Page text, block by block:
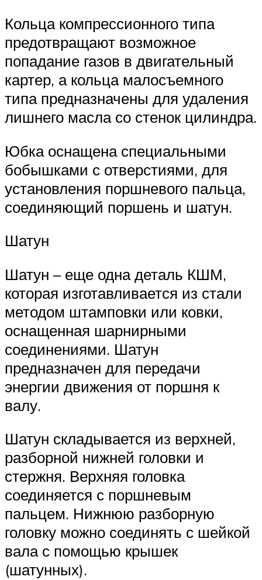
Кольца компрессионного типа
предотвращают возможное
попадание газов в двигательный
картер, а кольца малосъемного
типа предназначены для удаления
лишнего масла со стенок цилиндра.
Юбка оснащена специальными
бобышками с отверстиями, для
установления поршневого пальца,
соединяющий поршень и шатун.
Шатун
Шатун – еще одна деталь КШМ,
которая изготавливается из стали
методом штамповки или ковки,
оснащенная шарнирными
соединениями. Шатун
предназначен для передачи
энергии движения от поршня к
валу.
Шатун складывается из верхней,
разборной нижней головки и
стержня. Верхняя головка
соединяется с поршневым
пальцем. Нижнюю разборную
головку можно соединять с шейкой
вала с помощью крышек
(шатунных).